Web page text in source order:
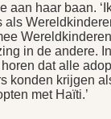
aan haar baan.
in de andere.
dat alle
konden krijgen
met Haïti.’